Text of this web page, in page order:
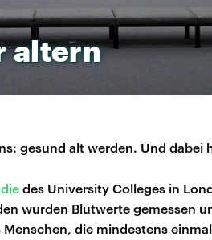
altern
gesund alt werden. Und dabei
des University Colleges in
wurden Blutwerte gemessen
die mindestens